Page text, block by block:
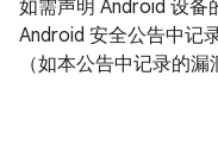
如需声明 Android 设备
Android 安全公告中记
（如本公告中记录的漏